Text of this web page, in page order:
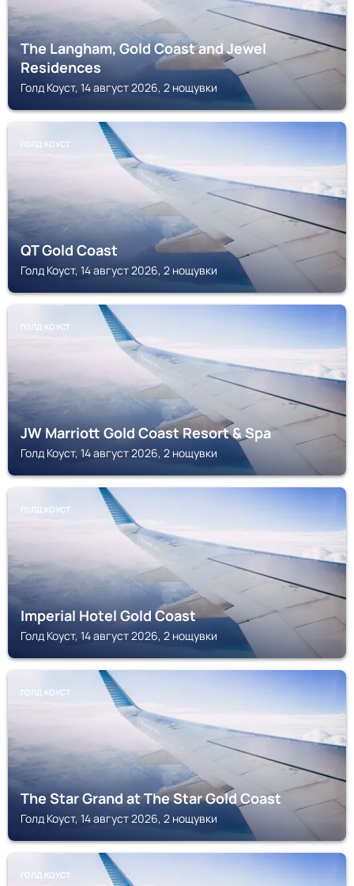
The Langham, Gold Coast and Jewel
Residences
Голд Коуст, 14 август 2026, 2 нощувки
ГОЛД КОУСТ
QT Gold Coast
Голд Коуст, 14 август 2026, 2 нощувки
ГОЛД КОУСТ
JW Marriott Gold Coast Resort & Spa
Голд Коуст, 14 август 2026, 2 нощувки
ГОЛД КОУСТ
Imperial Hotel Gold Coast
Голд Коуст, 14 август 2026, 2 нощувки
ГОЛД КОУСТ
The Star Grand at The Star Gold Coast
Голд Коуст, 14 август 2026, 2 нощувки
ГОЛД КОУСТ